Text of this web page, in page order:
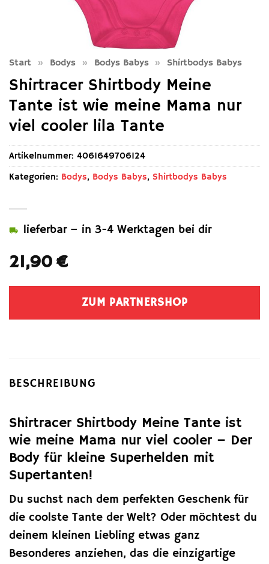
Start » Bodys » Bodys Babys » Shirtbodys Babys
Shirtracer Shirtbody Meine
Tante ist wie meine Mama nur
viel cooler lila Tante
21,90€
lieferbar – in 3-4 Werktagen bei dir
ZUM PARTNERSHOP
Artikelnummer: 4061649706124
Kategorien: Bodys, Bodys Babys, Shirtbodys Babys
BESCHREIBUNG
Shirtracer Shirtbody Meine Tante ist
wie meine Mama nur viel cooler – Der
Body für kleine Superhelden mit
Supertanten!
Du suchst nach dem perfekten Geschenk für
die coolste Tante der Welt? Oder möchtest du
deinem kleinen Liebling etwas ganz
Besonderes anziehen, das die einzigartige